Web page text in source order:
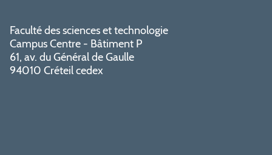
Faculté des sciences et technologie
Campus Centre - Bâtiment P
61, av. du Général de Gaulle
94010 Créteil cedex